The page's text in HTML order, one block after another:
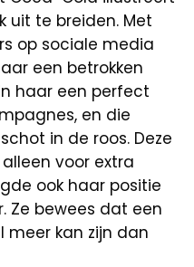
uit te breiden. Met
op sociale media
een betrokken
haar een perfect
en die
in de roos. Deze
voor extra
ook haar positie
Ze bewees dat een
kan zijn dan